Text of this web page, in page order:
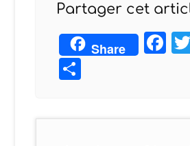
Partager cet
Share